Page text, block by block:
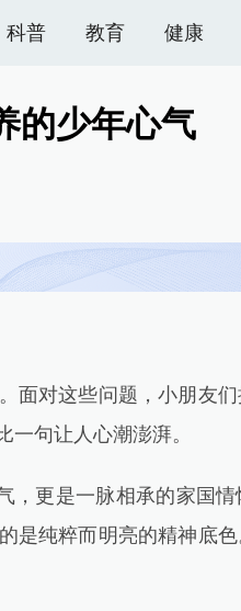
科普 教育 健康
的少年心气
对这些问题，小朋友们
句让人心潮澎湃。
是一脉相承的家国情
是纯粹而明亮的精神底